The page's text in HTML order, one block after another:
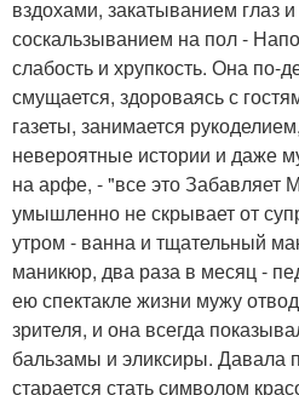
вздохами, закатыванием глаз
соскальзыванием на пол -
слабость и хрупкость. Она по-
смущается, здороваясь с
газеты, занимается
невероятные истории и даже
на арфе, - "все это
умышленно не скрывает от
утром - ванна и тщательный
маникюр, два раза в месяц -
ею спектакле жизни мужу
зрителя, и она всегда
бальзамы и эликсиры. Давала
старается стать символом